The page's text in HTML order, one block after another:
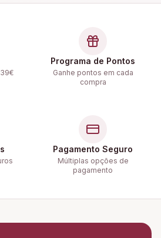
Programa de Pontos
Ganhe pontos em cada
compra
Pagamento Seguro
Múltiplas opções de
pagamento